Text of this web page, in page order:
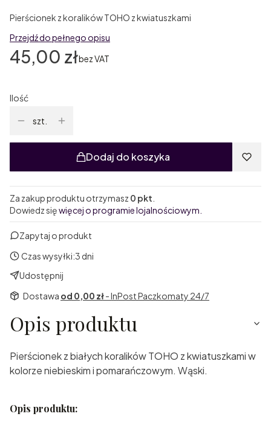
Pierścionek z koralików TOHO z kwiatuszkami
Przejdź do pełnego opisu
Cena
45,00 złbez VAT
Ilość
szt.
Dodaj do koszyka
Za zakup produktu otrzymasz 0 pkt
Dowiedz sięwięcej o programie lojalnościowym.
Zapytaj o produkt
Czas wysyłki:3 dni
Udostępnij
Dostawa od 0,00 zł- InPost Paczkomaty 24/7
Opis produktu
Pierścionek z białych koralików TOHO z kwiatuszkami w
kolorze niebieskim i pomarańczowym. Wąski.
Opis produktu: